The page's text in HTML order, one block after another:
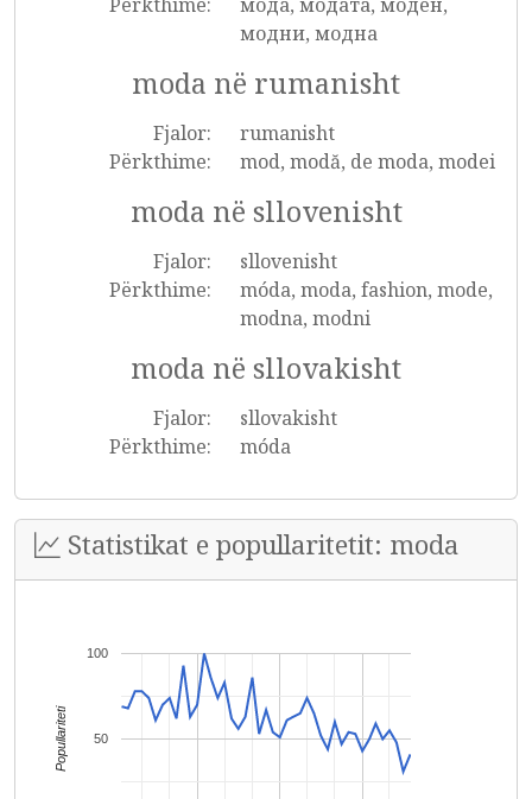
модни, модна
moda në rumanisht
Fjalor:
rumanisht
Përkthime:
mod, modă, de moda, modei
moda në sllovenisht
Fjalor:
sllovenisht
Përkthime:
móda, moda, fashion, mode,
modna, modni
moda në sllovakisht
Fjalor:
sllovakisht
Përkthime:
móda
Statistikat e popullaritetit: moda
50
100
Popullariteti